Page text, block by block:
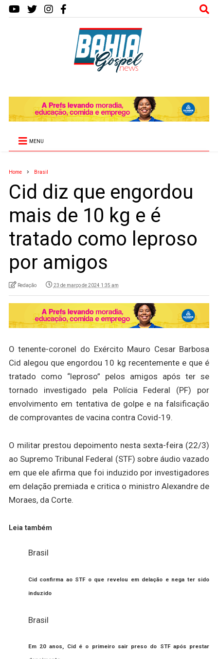
MENU
Home Brasil
Cid diz que engordou
mais de 10 kg e é
tratado como leproso
por amigos
Redação 23 de março de 2024 1:35 am
O tenente-coronel do Exército Mauro Cesar Barbosa
Cid alegou que engordou 10 kg recentemente e que é
tratado como “leproso” pelos amigos após ter se
tornado investigado pela Polícia Federal (PF) por
envolvimento em tentativa de golpe e na falsificação
de comprovantes de vacina contra Covid-19.
O militar prestou depoimento nesta sexta-feira (22/3)
ao Supremo Tribunal Federal (STF) sobre áudio vazado
em que ele afirma que foi induzido por investigadores
em delação premiada e critica o ministro Alexandre de
Moraes, da Corte.
Leia também
Brasil
Cid confirma ao STF o que revelou em delação e nega ter sido
induzido
Brasil
Em 20 anos, Cid é o primeiro sair preso do STF após prestar